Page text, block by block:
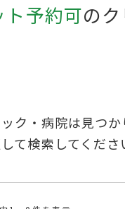
予約可の
ク・病院は見つか
て検索してくださ